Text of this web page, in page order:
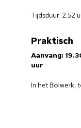
Tijdsduur: 2.52
Praktisch
Aanvang:
uur
In het Bolwerk,